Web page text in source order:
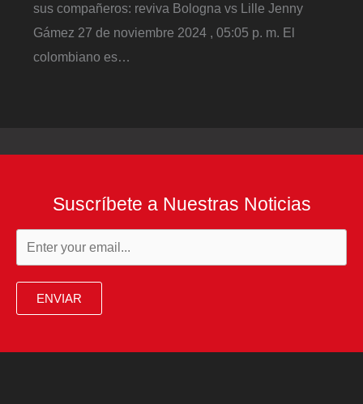
sus compañeros: reviva Bologna vs Lille Jenny
Gámez 27 de noviembre 2024 , 05:05 p. m. El
colombiano es…
Suscríbete a Nuestras Noticias
ENVIAR